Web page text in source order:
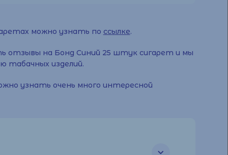
можно узнать по ссылке.
отзывы на Бонд Синий 25 штук сигарет и мы
табачных изделий.
узнать очень много интересной